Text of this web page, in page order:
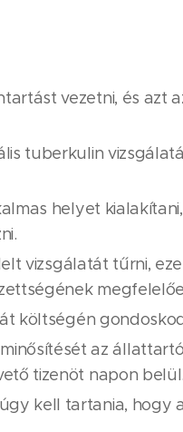
vezetni, és azt
tuberkulin
helyet
vizsgálatát tűrni,
költségén
az
tizenöt napon belül.
kell tartania, hogy